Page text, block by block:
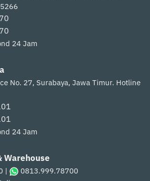
24 Jam
No. 27, Surabaya, Jawa Timur. Hotline
24 Jam
Warehouse
| 0813.999.78700